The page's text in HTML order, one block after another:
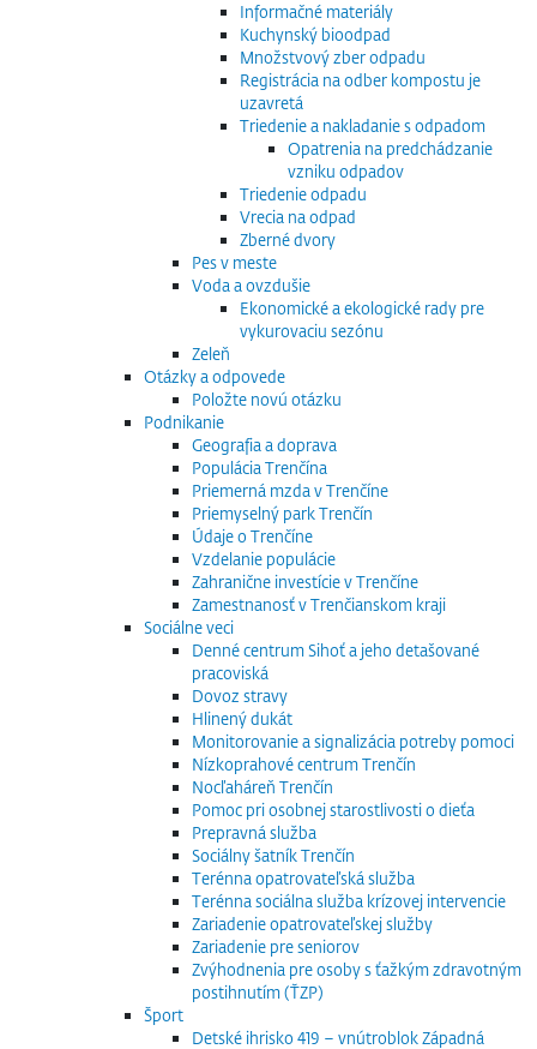
Informačné materiály
Kuchynský bioodpad
Množstvový zber odpadu
Registrácia na odber kompostu je
uzavretá
Triedenie a nakladanie s odpadom
Opatrenia na predchádzanie
vzniku odpadov
Triedenie odpadu
Vrecia na odpad
Zberné dvory
Pes v meste
Voda a ovzdušie
Ekonomické a ekologické rady pre
vykurovaciu sezónu
Zeleň
Otázky a odpovede
Položte novú otázku
Podnikanie
Geografia a doprava
Populácia Trenčína
Priemerná mzda v Trenčíne
Priemyselný park Trenčín
Údaje o Trenčíne
Vzdelanie populácie
Zahranične investície v Trenčíne
Zamestnanosť v Trenčianskom kraji
Sociálne veci
Denné centrum Sihoť a jeho detašované
pracoviská
Dovoz stravy
Hlinený dukát
Monitorovanie a signalizácia potreby pomoci
Nízkoprahové centrum Trenčín
Nocľaháreň Trenčín
Pomoc pri osobnej starostlivosti o dieťa
Prepravná služba
Sociálny šatník Trenčín
Terénna opatrovateľská služba
Terénna sociálna služba krízovej intervencie
Zariadenie opatrovateľskej služby
Zariadenie pre seniorov
Zvýhodnenia pre osoby s ťažkým zdravotným
postihnutím (ŤZP)
Šport
Detské ihrisko 419 – vnútroblok Západná